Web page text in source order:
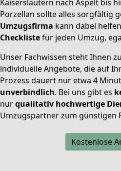
Kaiserslautern nach Aspelt bis
Porzellan sollte alles sorgfältig
Umzugsfirma kann dabei
Checklistefür jeden Umzug,
Unser Fachwissen steht Ihnen
individuelle Angebote, die auf
Prozess dauert nur etwa 4
unverbindlich. Bei uns gibt es
nurqualitativ hochwertige
Umzugspartner zum günstigen
Kostenlose